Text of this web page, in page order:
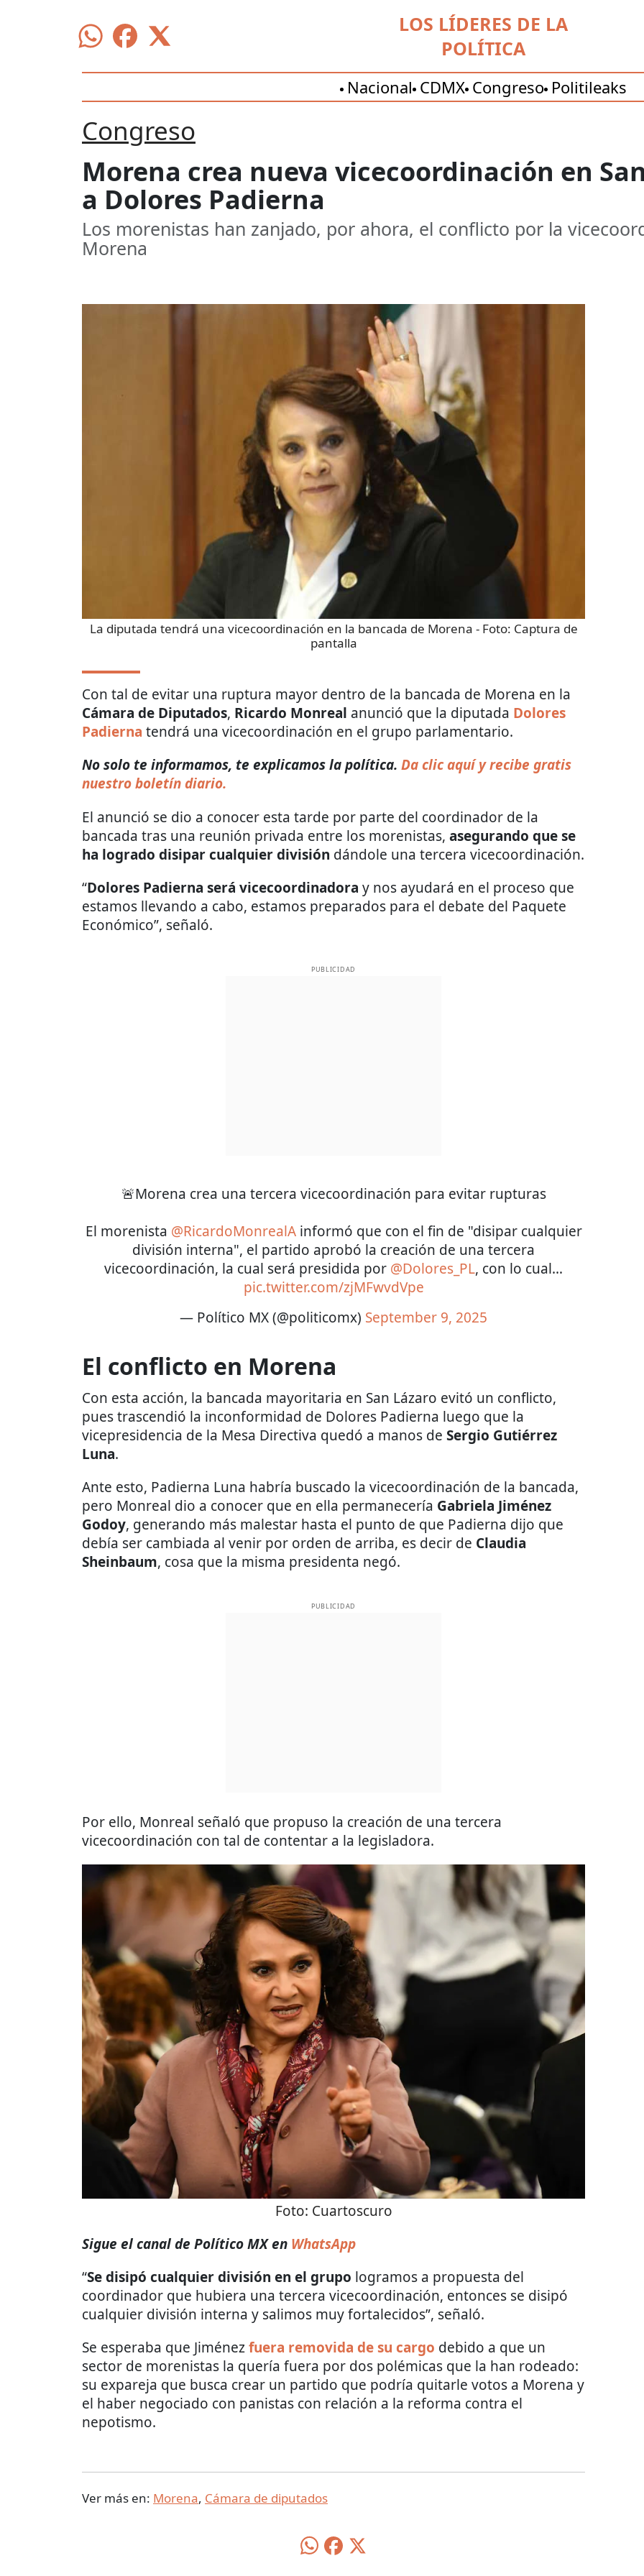
LOS LÍDERES DE LA
POLÍTICA
Nacional CDMX Congreso Politileaks
Congreso
Morena crea nueva vicecoordinación en
a Dolores Padierna
Los morenistas han zanjado, por ahora, el conflicto por la
Morena
La diputada tendrá una vicecoordinación en la bancada de Morena - Foto: Captura de
pantalla
Con tal de evitar una ruptura mayor dentro de la bancada de Morena en la
Cámara de Diputados, Ricardo Monreal anunció que la diputada Dolores
Padierna tendrá una vicecoordinación en el grupo parlamentario.
No solo te informamos, te explicamos la política. Da clic aquí y recibe gratis
nuestro boletín diario.
El anunció se dio a conocer esta tarde por parte del coordinador de la
bancada tras una reunión privada entre los morenistas, asegurando que se
ha logrado disipar cualquier división dándole una tercera vicecoordinación.
“Dolores Padierna será vicecoordinadora y nos ayudará en el proceso que
estamos llevando a cabo, estamos preparados para el debate del Paquete
Económico”, señaló.
PUBLICIDAD
🚨Morena crea una tercera vicecoordinación para evitar rupturas
El morenista @RicardoMonrealAinformó que con el fin de "disipar cualquier
división interna", el partido aprobó la creación de una tercera
vicecoordinación, la cual será presidida por @Dolores_PL, con lo cual…
pic.twitter.com/zjMFwvdVpe
— Político MX (@politicomx) September 9, 2025
El conflicto en Morena
Con esta acción, la bancada mayoritaria en San Lázaro evitó un conflicto,
pues trascendió la inconformidad de Dolores Padierna luego que la
vicepresidencia de la Mesa Directiva quedó a manos de Sergio Gutiérrez
Luna.
Ante esto, Padierna Luna habría buscado la vicecoordinación de la bancada,
pero Monreal dio a conocer que en ella permanecería Gabriela Jiménez
Godoy, generando más malestar hasta el punto de que Padierna dijo que
debía ser cambiada al venir por orden de arriba, es decir de Claudia
Sheinbaum, cosa que la misma presidenta negó.
PUBLICIDAD
Por ello, Monreal señaló que propuso la creación de una tercera
vicecoordinación con tal de contentar a la legisladora.
Foto: Cuartoscuro
Sigue el canal de Político MX en WhatsApp
“Se disipó cualquier división en el grupo logramos a propuesta del
coordinador que hubiera una tercera vicecoordinación, entonces se disipó
cualquier división interna y salimos muy fortalecidos”, señaló.
Se esperaba que Jiménezfuera removida de su cargo debido a que un
sector de morenistas la quería fuera por dos polémicas que la han rodeado:
su expareja que busca crear un partido que podría quitarle votos a Morena y
el haber negociado con panistas con relación a la reforma contra el
nepotismo.
Ver más en: Morena, Cámara de diputados